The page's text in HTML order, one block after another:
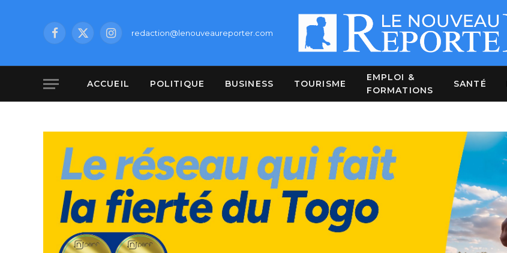
Facebook
X
Instagramredaction@lenouveaureporter.com
ACCUEIL POLITIQUE BUSINESS TOURISME
EMPLOI &
FORMATIONS
SANTÉ